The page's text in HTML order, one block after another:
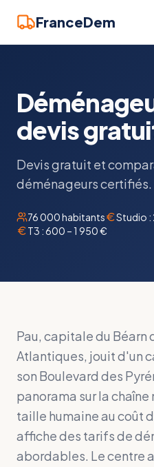
FranceDem
devis
Devis gratuit et
déménageurs certifiés.
76 000habitants Studio :
T3 :600 – 1 950 €
Pau, capitale du Béarn
Atlantiques, jouit d'un
son Boulevard des
panorama sur la
taille humaine au coût
affiche des tarifs de
abordables. Le centre